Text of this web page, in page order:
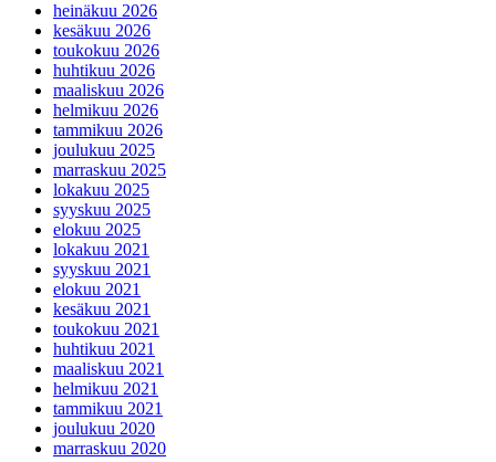
heinäkuu 2026
kesäkuu 2026
toukokuu 2026
huhtikuu 2026
maaliskuu 2026
helmikuu 2026
tammikuu 2026
joulukuu 2025
marraskuu 2025
lokakuu 2025
syyskuu 2025
elokuu 2025
lokakuu 2021
syyskuu 2021
elokuu 2021
kesäkuu 2021
toukokuu 2021
huhtikuu 2021
maaliskuu 2021
helmikuu 2021
tammikuu 2021
joulukuu 2020
marraskuu 2020